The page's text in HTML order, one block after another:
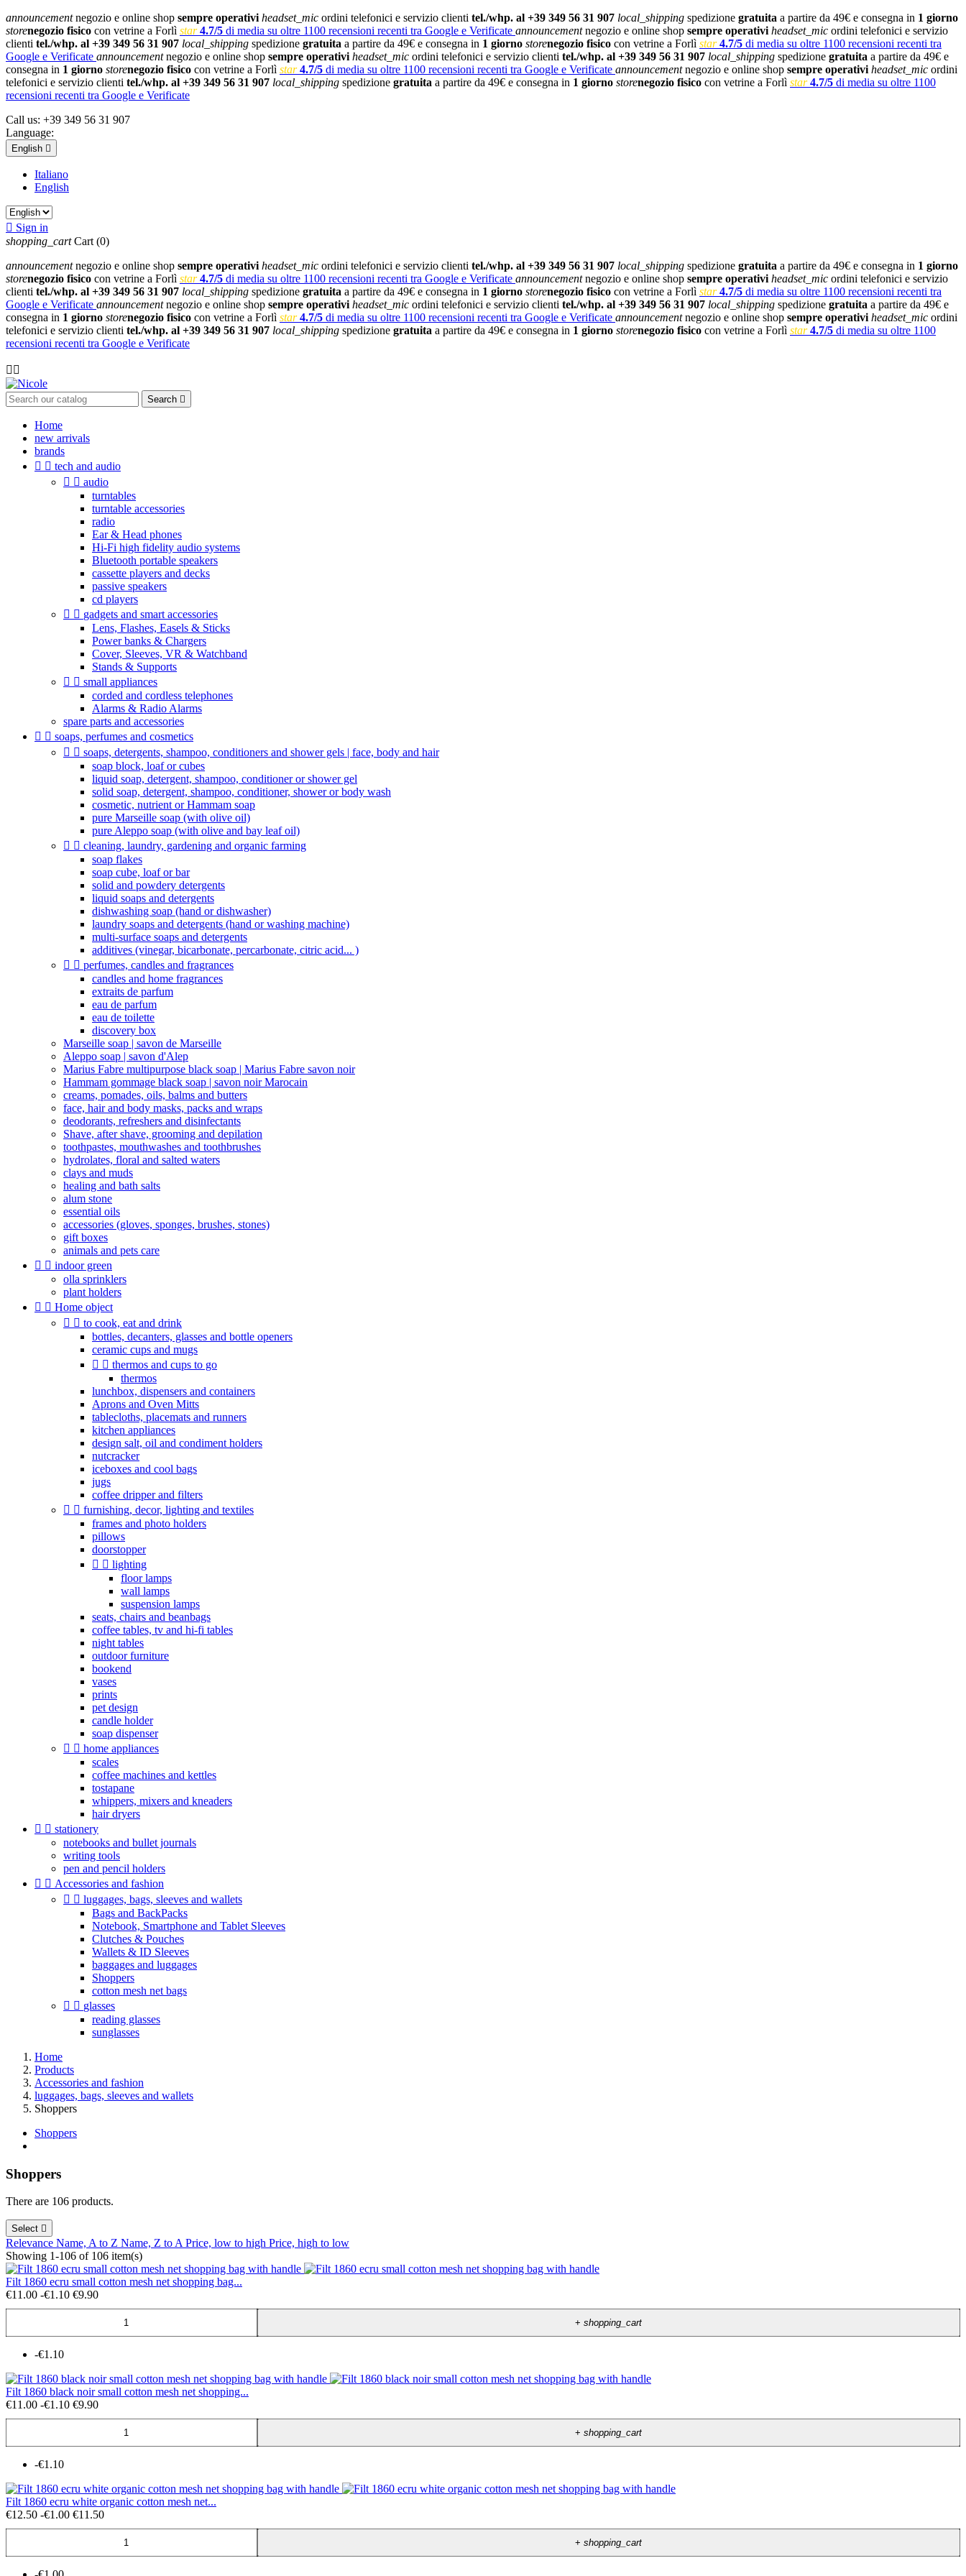
announcementnegozio e online shop sempre operativi headset_mic ordini telefonici e servizio clienti tel./whp. al +39 349 56 31 907 local_shipping spedizione gratuita a partire da 49€ e consegna in 1 giorno
storenegozio fisico con vetrine a Forlì star 4.7/5 di media su oltre 1100 recensioni recenti tra Google e Verificate announcementnegozio e online shop sempre operativi headset_mic ordini telefonici e servizio
clienti tel./whp. al +39 349 56 31 907 local_shipping spedizione gratuita a partire da 49€ e consegna in 1 giorno storenegozio fisico con vetrine a Forlì star 4.7/5 di media su oltre 1100 recensioni recenti tra
Google e Verificate announcementnegozio e online shop sempre operativi headset_mic ordini telefonici e servizio clienti tel./whp. al +39 349 56 31 907 local_shipping spedizione gratuita a partire da 49€ e
consegna in 1 giorno storenegozio fisico con vetrine a Forlì star 4.7/5 di media su oltre 1100 recensioni recenti tra Google e Verificate announcementnegozio e online shop sempre operativi headset_mic ordini
telefonici e servizio clienti tel./whp. al +39 349 56 31 907 local_shipping spedizione gratuita a partire da 49€ e consegna in 1 giorno storenegozio fisico con vetrine a Forlì star 4.7/5 di media su oltre 1100
recensioni recenti tra Google e Verificate
Call us: +39 349 56 31 907
Language:
English 
Italiano
English
 Sign in
shopping_cart Cart (0)
announcementnegozio e online shop sempre operativi headset_mic ordini telefonici e servizio clienti tel./whp. al +39 349 56 31 907 local_shipping spedizione gratuita a partire da 49€ e consegna in 1 giorno
storenegozio fisico con vetrine a Forlì star 4.7/5 di media su oltre 1100 recensioni recenti tra Google e Verificate announcementnegozio e online shop sempre operativi headset_mic ordini telefonici e servizio
clienti tel./whp. al +39 349 56 31 907 local_shipping spedizione gratuita a partire da 49€ e consegna in 1 giorno storenegozio fisico con vetrine a Forlì star 4.7/5 di media su oltre 1100 recensioni recenti tra
Google e Verificate announcementnegozio e online shop sempre operativi headset_mic ordini telefonici e servizio clienti tel./whp. al +39 349 56 31 907 local_shipping spedizione gratuita a partire da 49€ e
consegna in 1 giorno storenegozio fisico con vetrine a Forlì star 4.7/5 di media su oltre 1100 recensioni recenti tra Google e Verificate announcementnegozio e online shop sempre operativi headset_mic ordini
telefonici e servizio clienti tel./whp. al +39 349 56 31 907 local_shipping spedizione gratuita a partire da 49€ e consegna in 1 giorno storenegozio fisico con vetrine a Forlì star 4.7/5 di media su oltre 1100
recensioni recenti tra Google e Verificate

Search 
Home
new arrivals
brands
  tech and audio
  audio
turntables
turntable accessories
radio
Ear & Head phones
Hi-Fi high fidelity audio systems
Bluetooth portable speakers
cassette players and decks
passive speakers
cd players
  gadgets and smart accessories
Lens, Flashes, Easels & Sticks
Power banks & Chargers
Cover, Sleeves, VR & Watchband
Stands & Supports
  small appliances
corded and cordless telephones
Alarms & Radio Alarms
spare parts and accessories
  soaps, perfumes and cosmetics
  soaps, detergents, shampoo, conditioners and shower gels | face, body and hair
soap block, loaf or cubes
liquid soap, detergent, shampoo, conditioner or shower gel
solid soap, detergent, shampoo, conditioner, shower or body wash
cosmetic, nutrient or Hammam soap
pure Marseille soap (with olive oil)
pure Aleppo soap (with olive and bay leaf oil)
  cleaning, laundry, gardening and organic farming
soap flakes
soap cube, loaf or bar
solid and powdery detergents
liquid soaps and detergents
dishwashing soap (hand or dishwasher)
laundry soaps and detergents (hand or washing machine)
multi-surface soaps and detergents
additives (vinegar, bicarbonate, percarbonate, citric acid... )
  perfumes, candles and fragrances
candles and home fragrances
extraits de parfum
eau de parfum
eau de toilette
discovery box
Marseille soap | savon de Marseille
Aleppo soap | savon d'Alep
Marius Fabre multipurpose black soap | Marius Fabre savon noir
Hammam gommage black soap | savon noir Marocain
creams, pomades, oils, balms and butters
face, hair and body masks, packs and wraps
deodorants, refreshers and disinfectants
Shave, after shave, grooming and depilation
toothpastes, mouthwashes and toothbrushes
hydrolates, floral and salted waters
clays and muds
healing and bath salts
alum stone
essential oils
accessories (gloves, sponges, brushes, stones)
gift boxes
animals and pets care
  indoor green
olla sprinklers
plant holders
  Home object
  to cook, eat and drink
bottles, decanters, glasses and bottle openers
ceramic cups and mugs
  thermos and cups to go
thermos
lunchbox, dispensers and containers
Aprons and Oven Mitts
tablecloths, placemats and runners
kitchen appliances
design salt, oil and condiment holders
nutcracker
iceboxes and cool bags
jugs
coffee dripper and filters
  furnishing, decor, lighting and textiles
frames and photo holders
pillows
doorstopper
  lighting
floor lamps
wall lamps
suspension lamps
seats, chairs and beanbags
coffee tables, tv and hi-fi tables
night tables
outdoor furniture
bookend
vases
prints
pet design
candle holder
soap dispenser
  home appliances
scales
coffee machines and kettles
tostapane
whippers, mixers and kneaders
hair dryers
  stationery
notebooks and bullet journals
writing tools
pen and pencil holders
  Accessories and fashion
  luggages, bags, sleeves and wallets
Bags and BackPacks
Notebook, Smartphone and Tablet Sleeves
Clutches & Pouches
Wallets & ID Sleeves
baggages and luggages
Shoppers
cotton mesh net bags
  glasses
reading glasses
sunglasses
Home
Products
Accessories and fashion
luggages, bags, sleeves and wallets
Shoppers
Shoppers
Shoppers
There are 106 products.
Select 
Relevance Name, A to Z Name, Z to APrice, low to high Price, high to low
Showing 1-106 of 106 item(s)
Filt 1860 ecru small cotton mesh net shopping bag...
€11.00 -€1.10 €9.90
+shopping_cart
-€1.10
Filt 1860 black noir small cotton mesh net shopping...
€11.00 -€1.10 €9.90
+shopping_cart
-€1.10
Filt 1860 ecru white organic cotton mesh net...
€12.50 -€1.00 €11.50
+shopping_cart